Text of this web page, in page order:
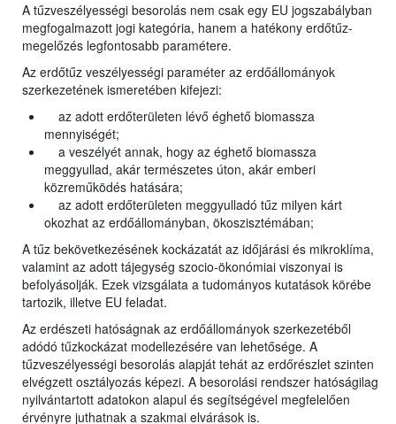
A tűzveszélyességi besorolás nem csak egy EU jogszabályban
megfogalmazott jogi kategória, hanem a hatékony erdőtűz-
megelőzés legfontosabb paramétere.
Az erdőtűz veszélyességi paraméter az erdőállományok
szerkezetének ismeretében kifejezi:
az adott erdőterületen lévő éghető biomassza
mennyiségét;
a veszélyét annak, hogy az éghető biomassza
meggyullad, akár természetes úton, akár emberi
közreműködés hatására;
az adott erdőterületen meggyulladó tűz milyen kárt
okozhat az erdőállományban, ökoszisztémában;
A tűz bekövetkezésének kockázatát az időjárási és mikroklíma,
valamint az adott tájegység szocio-ökonómiai viszonyai is
befolyásolják. Ezek vizsgálata a tudományos kutatások körébe
tartozik, illetve EU feladat.
Az erdészeti hatóságnak az erdőállományok szerkezetéből
adódó tűzkockázat modellezésére van lehetősége. A
tűzveszélyességi besorolás alapját tehát az erdőrészlet szinten
elvégzett osztályozás képezi. A besorolási rendszer hatóságilag
nyilvántartott adatokon alapul és segítségével megfelelően
érvényre juthatnak a szakmai elvárások is.